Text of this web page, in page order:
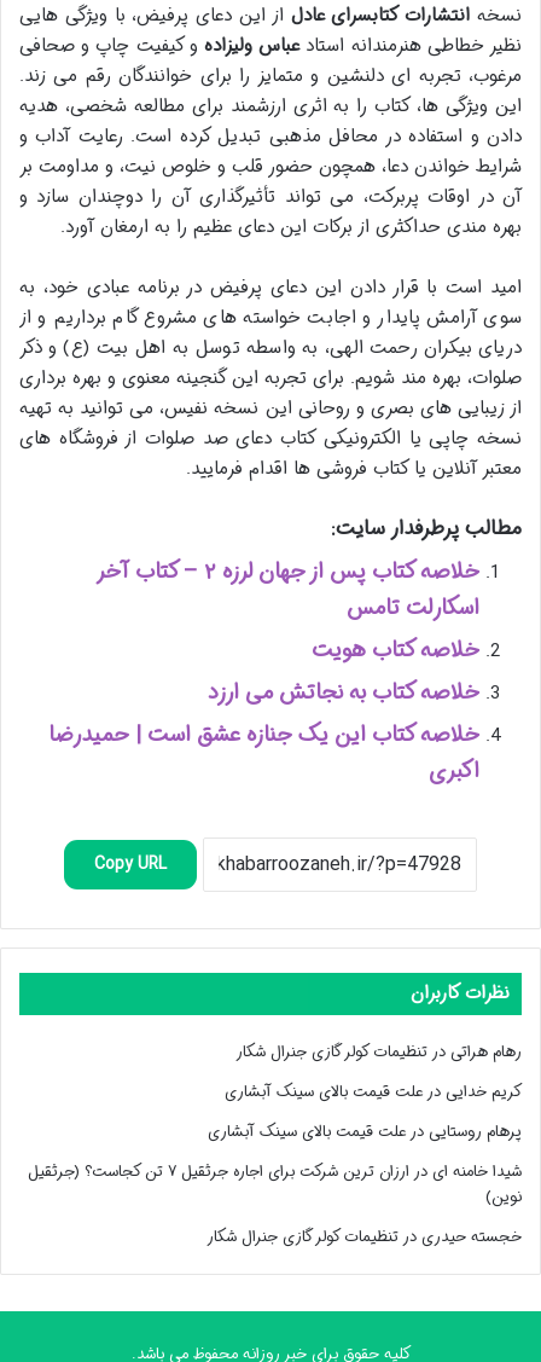
نسخه انتشارات کتابسرای عادل از این دعای پرفیض، با ویژگی هایی
نظیر خطاطی هنرمندانه استادعباس ولیزاده و کیفیت چاپ و صحافی
مرغوب، تجربه ای دلنشین و متمایز را برای خوانندگان رقم می زند.
این ویژگی ها، کتاب را به اثری ارزشمند برای مطالعه شخصی، هدیه
دادن و استفاده در محافل مذهبی تبدیل کرده است. رعایت آداب و
شرایط خواندن دعا، همچون حضور قلب و خلوص نیت، و مداومت بر
آن در اوقات پربرکت، می تواند تأثیرگذاری آن را دوچندان سازد و
بهره مندی حداکثری از برکات این دعای عظیم را به ارمغان آورد.
امید است با قرار دادن این دعای پرفیض در برنامه عبادی خود، به
سوی آرامش پایدار و اجابت خواسته های مشروع گام برداریم و از
دریای بیکران رحمت الهی، به واسطه توسل به اهل بیت (ع) و ذکر
صلوات، بهره مند شویم. برای تجربه این گنجینه معنوی و بهره برداری
از زیبایی های بصری و روحانی این نسخه نفیس، می توانید به تهیه
نسخه چاپی یا الکترونیکی کتاب دعای صد صلوات از فروشگاه های
معتبر آنلاین یا کتاب فروشی ها اقدام فرمایید.
مطالب پرطرفدار سایت:
خلاصه کتاب پس از جهان لرزه ۲ – کتاب آخر
اسکارلت تامس
خلاصه کتاب هویت
خلاصه کتاب به نجاتش می ارزد
خلاصه کتاب این یک جنازه عشق است | حمیدرضا
اکبری
Copy URL
نظرات کاربران
رهام هراتیدر تنظیمات کولر گازی جنرال شکار
کریم خداییدر علت قیمت بالای سینک آبشاری
پرهام روستاییدر علت قیمت بالای سینک آبشاری
شیدا خامنه ایدر
ارزان ترین شرکت برای اجاره جرثقیل ۷ تن کجاست؟ (جرثقیل
نوین)
خجسته حیدریدر تنظیمات کولر گازی جنرال شکار
کلیه حقوق برای خبر روزانه محفوظ می باشد.